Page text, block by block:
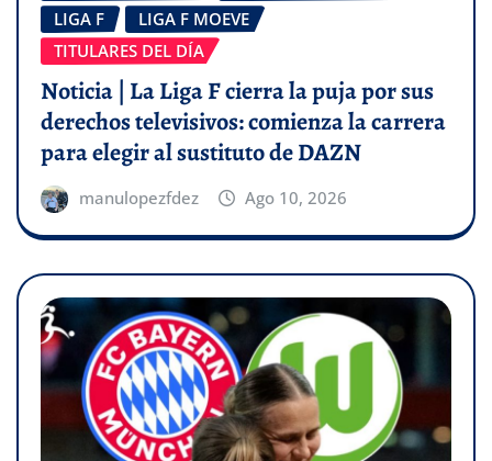
LIGA F
LIGA F MOEVE
TITULARES DEL DÍA
Noticia | La Liga F cierra la puja por sus
derechos televisivos: comienza la carrera
para elegir al sustituto de DAZN
manulopezfdez Ago 10, 2026